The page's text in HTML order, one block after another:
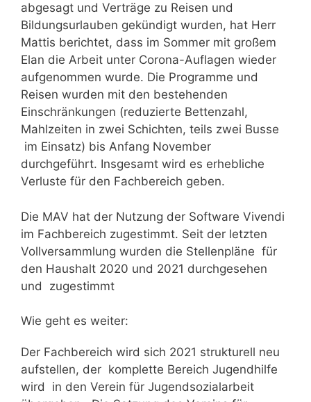
abgesagt und Verträge zu Reisen und
Bildungsurlauben gekündigt wurden, hat Herr
Mattis berichtet, dass im Sommer mit großem
Elan die Arbeit unter Corona-Auflagen wieder
aufgenommen wurde. Die Programme und
Reisen wurden mit den bestehenden
Einschränkungen (reduzierte Bettenzahl,
Mahlzeiten in zwei Schichten, teils zwei Busse
im Einsatz) bis Anfang November
durchgeführt. Insgesamt wird es erhebliche
Verluste für den Fachbereich geben.
Die MAV hat der Nutzung der Software Vivendi
im Fachbereich zugestimmt. Seit der letzten
Vollversammlung wurden die Stellenpläne für
den Haushalt 2020 und 2021 durchgesehen
und zugestimmt
Wie geht es weiter:
Der Fachbereich wird sich 2021 strukturell neu
aufstellen, der komplette Bereich Jugendhilfe
wird in den Verein für Jugendsozialarbeit